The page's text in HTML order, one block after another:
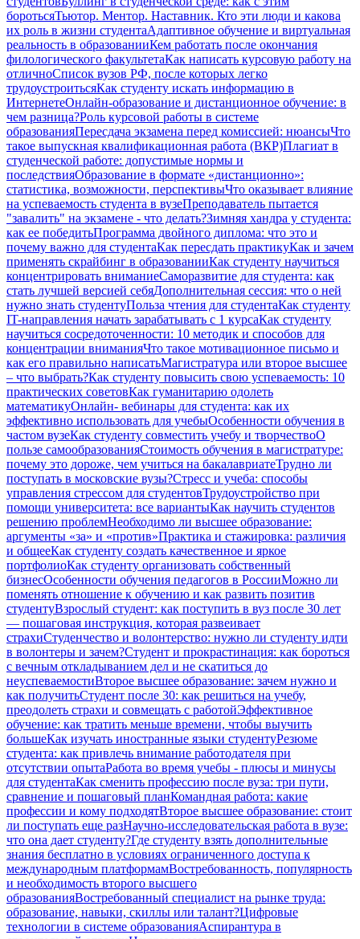
боротьсяТьютор. Ментор. Наставник. Кто эти люди и какова
их роль в жизни студентаАдаптивное обучение и виртуальная
реальность в образованииКем работать после окончания
филологического факультетаКак написать курсовую работу на
отличноСписок вузов РФ, после которых легко
трудоустроитьсяКак студенту искать информацию в
ИнтернетеОнлайн-образование и дистанционное обучение: в
чем разница?Роль курсовой работы в системе
образованияПересдача экзамена перед комиссией: нюансыЧто
такое выпускная квалификационная работа (ВКР)Плагиат в
студенческой работе: допустимые нормы и
последствияОбразование в формате «дистанционно»:
статистика, возможности, перспективыЧто оказывает влияние
на успеваемость студента в вузеПреподаватель пытается
"завалить" на экзамене - что делать?Зимняя хандра у студента:
как ее победитьПрограмма двойного диплома: что это и
почему важно для студентаКак пересдать практикуКак и зачем
применять скрайбинг в образованииКак студенту научиться
концентрировать вниманиеСаморазвитие для студента: как
стать лучшей версией себяДополнительная сессия: что о ней
нужно знать студентуПольза чтения для студентаКак студенту
IT-направления начать зарабатывать с 1 курсаКак студенту
научиться сосредоточенности: 10 методик и способов для
концентрации вниманияЧто такое мотивационное письмо и
как его правильно написатьМагистратура или второе высшее
– что выбрать?Как студенту повысить свою успеваемость: 10
практических советовКак гуманитарию одолеть
математикуОнлайн- вебинары для студента: как их
эффективно использовать для учебыОсобенности обучения в
частом вузеКак студенту совместить учебу и творчествоО
пользе самообразованияСтоимость обучения в магистратуре:
почему это дороже, чем учиться на бакалавриатеТрудно ли
поступать в московские вузы?Стресс и учеба: способы
управления стрессом для студентовТрудоустройство при
помощи университета: все вариантыКак научить студентов
решению проблемНеобходимо ли высшее образование:
аргументы «за» и «против»Практика и стажировка: различия
и общееКак студенту создать качественное и яркое
портфолиоКак студенту организовать собственный
бизнесОсобенности обучения педагогов в РоссииМожно ли
поменять отношение к обучению и как развить позитив
студентуВзрослый студент: как поступить в вуз после 30 лет
— пошаговая инструкция, которая развеивает
страхиСтуденчество и волонтерство: нужно ли cтуденту идти
в волонтеры и зачем?Студент и прокрастинация: как бороться
с вечным откладыванием дел и не скатиться до
неуспеваемостиВторое высшее образование: зачем нужно и
как получитьСтудент после 30: как решиться на учебу,
преодолеть страхи и совмещать с работойЭффективное
обучение: как тратить меньше времени, чтобы выучить
большеКак изучать иностранные языки студентуРезюме
студента: как привлечь внимание работодателя при
отсутствии опытаРабота во время учебы - плюсы и минусы
для студентаКак сменить профессию после вуза: три пути,
сравнение и пошаговый планКомандная работа: какие
профессии и кому подходятВторое высшее образование: стоит
ли поступать еще разНаучно-исследовательская работа в вузе:
что она дает студенту?Где студенту взять дополнительные
знания бесплатно в условиях ограниченного доступа к
международным платформамВостребованность, популярность
и необходимость второго высшего
образованияВостребованный специалист на рынке труда:
образование, навыки, скиллы или талант?Цифровые
технологии в системе образованияАспирантура в